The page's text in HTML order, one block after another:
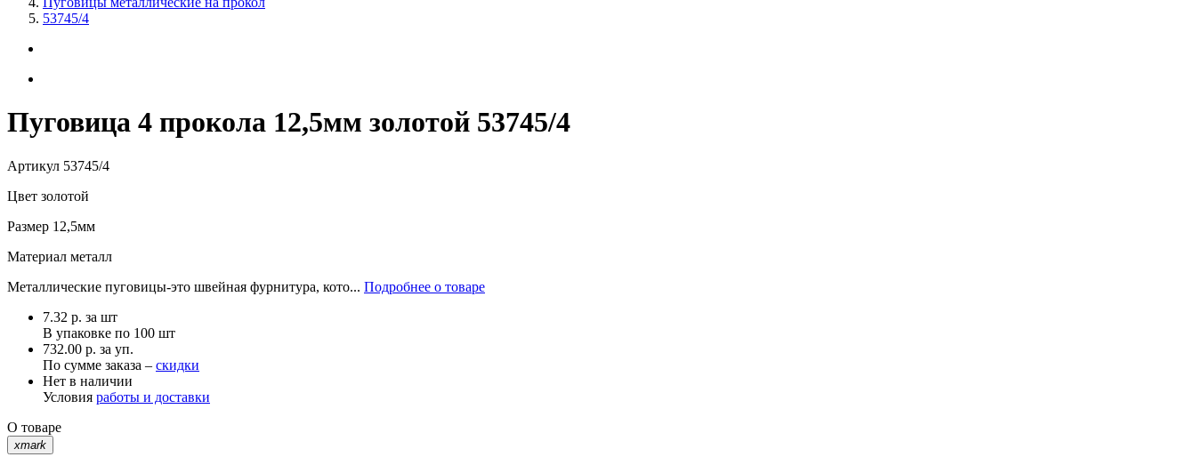
53745/4
Пуговица 4 прокола 12,5мм золотой 53745/4
Артикул 53745/4
Цвет золотой
Размер 12,5мм
Материал металл
Металлические пуговицы-это швейная фурнитура, кото... Подробнее о товаре
7.32 р. за шт
В упаковке по 100 шт
732.00 р. за уп.
По сумме заказа – скидки
Нет в наличии
Условия работы и доставки
О товаре
xmark